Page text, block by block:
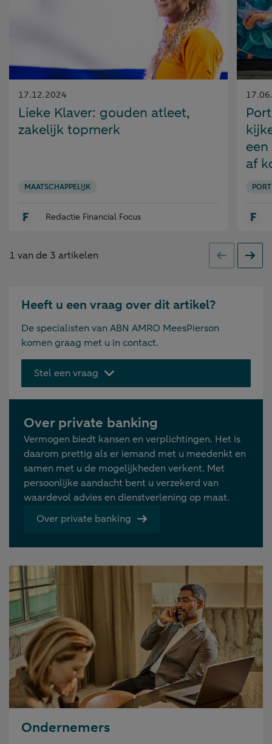
Gepubliceerd
op:
17.12.2024
Lieke Klaver: gouden atleet,
zakelijk topmerk
MAATSCHAPPELIJK
Redactie Financial Focus
op:
af
1 van de 3 artikelen Vorige
Heeft u een vraag over dit artikel?
De specialisten van ABN AMRO MeesPierson
komen graag met u in contact.
Stel een vraag
Over private banking
Vermogen biedt kansen en verplichtingen. Het is
daarom prettig als er iemand met u meedenkt en
samen met u de mogelijkheden verkent. Met
persoonlijke aandacht bent u verzekerd van
waardevol advies en dienstverlening op maat.
Over private banking
Ondernemers